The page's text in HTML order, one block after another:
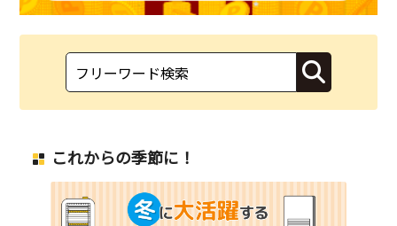
これからの季節に！